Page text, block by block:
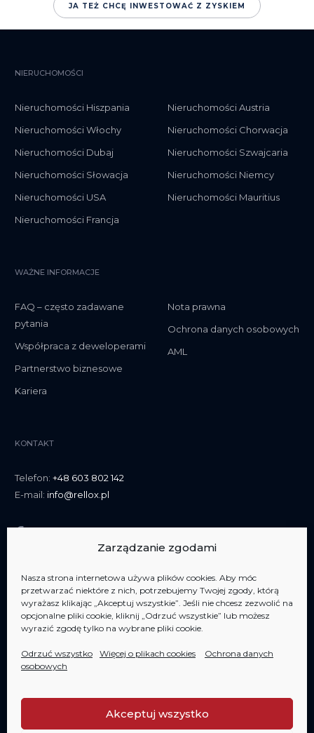
Zarządzanie zgodami
Nasza strona internetowa używa plików cookies. Aby móc
przetwarzać niektóre z nich, potrzebujemy Twojej zgody, którą
wyrażasz klikając „Akceptuj wszystkie”. Jeśli nie chcesz zezwolić na
opcjonalne pliki cookie, kliknij „Odrzuć wszystkie” lub możesz
wyrazić zgodę tylko na wybrane pliki cookie.
Odrzuć wszystko Więcej o plikach cookies
Ochrona danych
osobowych
Akceptuj wszystko
JA TEŻ CHCĘ INWESTOWAĆ Z ZYSKIEM
NIERUCHOMOŚCI
Nieruchomości Hiszpania
Nieruchomości Włochy
Nieruchomości Dubaj
Nieruchomości Słowacja
Nieruchomości USA
Nieruchomości Francja
Nieruchomości Austria
Nieruchomości Chorwacja
Nieruchomości Szwajcaria
Nieruchomości Niemcy
Nieruchomości Mauritius
WAŻNE INFORMACJE
FAQ – często zadawane
pytania
Współpraca z deweloperami
Partnerstwo biznesowe
Kariera
Nota prawna
Ochrona danych osobowych
AML
KONTAKT
Telefon: +48 603 802 142
E-mail: info@rellox.pl
Jesteśmy członkiemAIPP Jesteśmy członkiemAIPP